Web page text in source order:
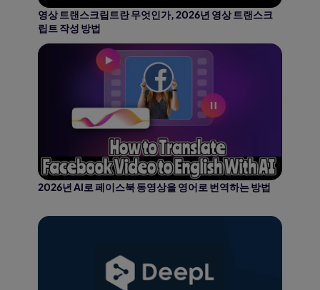
영상 트랜스크립트란 무엇인가, 2026년 영상 트랜스크
립트 작성 방법
2026년 AI로 페이스북 동영상을 영어로 번역하는 방법